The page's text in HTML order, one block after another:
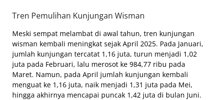
Tren Pemulihan Kunjungan Wisman
Meski sempat melambat di awal tahun, tren kunjungan
wisman kembali meningkat sejak April 2025. Pada Januari,
jumlah kunjungan tercatat 1,16 juta, turun menjadi 1,02
juta pada Februari, lalu merosot ke 984,77 ribu pada
Maret. Namun, pada April jumlah kunjungan kembali
menguat ke 1,16 juta, naik menjadi 1,31 juta pada Mei,
hingga akhirnya mencapai puncak 1,42 juta di bulan Juni.